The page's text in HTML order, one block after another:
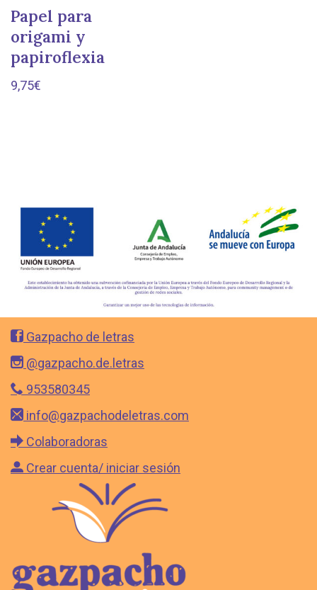
Papel para
origami y
papiroflexia
9,75€
Gazpacho de letras
@gazpacho.de.letras
953580345
info@gazpachodeletras.com
Colaboradoras
Crear cuenta/ iniciar sesión